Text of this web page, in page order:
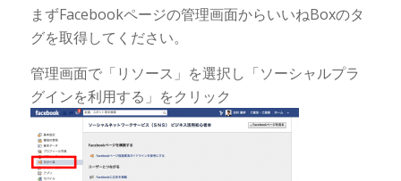
まずFacebookページの管理画面からいいねBoxのタ
グを取得してください。
管理画面で「リソース」を選択し「ソーシャルプラ
グインを利用する」をクリック